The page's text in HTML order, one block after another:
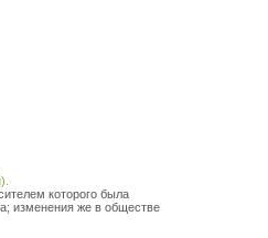
которого была
изменения же в обществе